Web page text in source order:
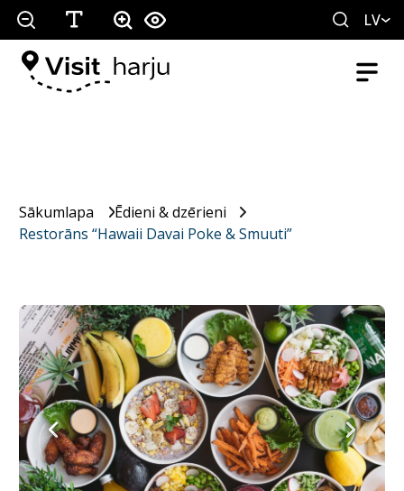
LV
Sākumlapa
Ēdieni & dzērieni
Restorāns “Hawaii Davai Poke & Smuuti”